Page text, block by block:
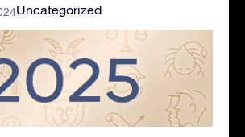
Uncategorized